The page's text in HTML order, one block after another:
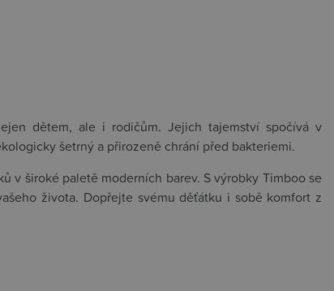
dětem, ale i rodičům. Jejich tajemství spočívá v
šetrný a přirozeně chrání před bakteriemi.
v široké paletě moderních barev. S výrobky Timboo se
života. Dopřejte svému děťátku i sobě komfort z